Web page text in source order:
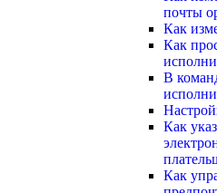
почты
Как
Как
В
Как
Как